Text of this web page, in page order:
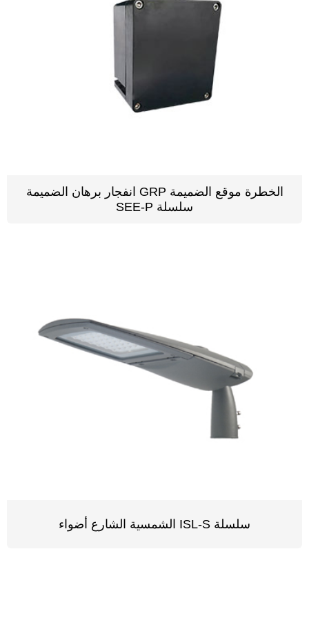
انفجار برهان الضميمة GRP الخطرة موقع الضميمة
SEE-P سلسلة
الشمسية الشارع أضواء ISL-S سلسلة